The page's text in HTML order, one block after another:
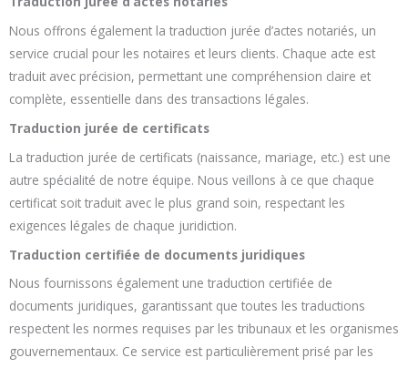
Nous offrons également la traduction jurée d’actes notariés, un
service crucial pour les notaires et leurs clients. Chaque acte est
traduit avec précision, permettant une compréhension claire et
complète, essentielle dans des transactions légales.
Traduction jurée de certificats
La traduction jurée de certificats (naissance, mariage, etc.) est une
autre spécialité de notre équipe. Nous veillons à ce que chaque
certificat soit traduit avec le plus grand soin, respectant les
exigences légales de chaque juridiction.
Traduction certifiée de documents juridiques
Nous fournissons également une traduction certifiée de
documents juridiques, garantissant que toutes les traductions
respectent les normes requises par les tribunaux et les organismes
gouvernementaux. Ce service est particulièrement prisé par les